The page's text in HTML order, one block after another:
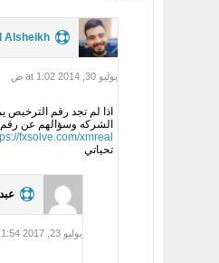
Alsheikh
يوليو 30, 2014 at 1:02 ص
اذا لم تجد رقم الترخيص
الشركه وسؤالهم عن
fxsolve.com/xmreal
تحياتي
يوليو 23, 2017 at 1:54 م